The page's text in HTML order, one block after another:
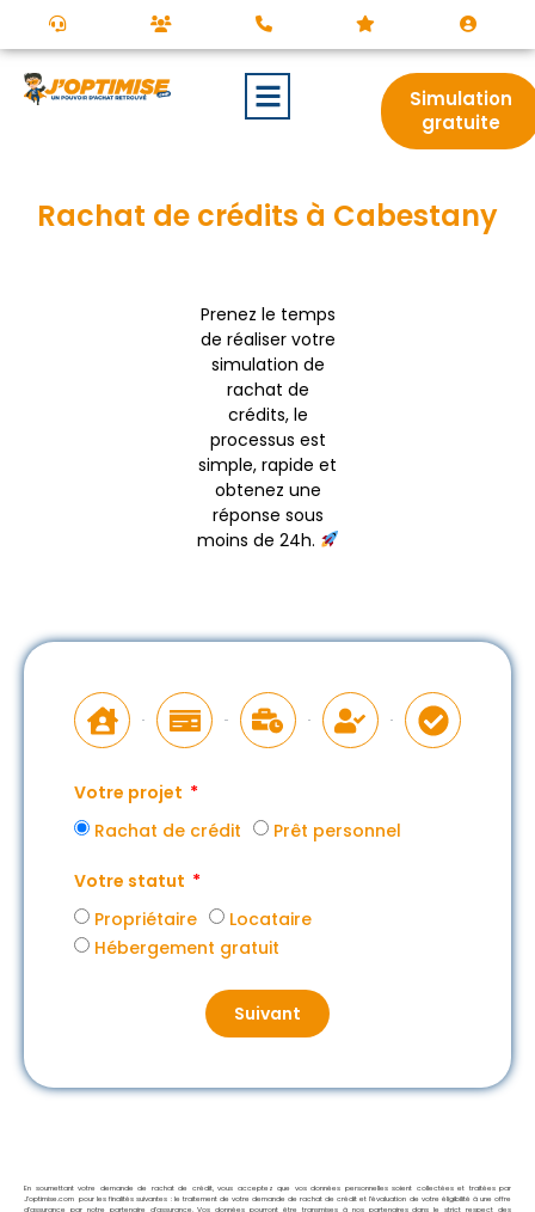
Simulation
gratuite
Rachat de crédits à Cabestany
Prenez le temps
de réaliser votre
simulation de
rachat de
crédits, le
processus est
simple, rapide et
obtenez une
réponse sous
moins de 24h.
Votre projet
Rachat de crédit
Prêt personnel
Votre statut
Propriétaire
Locataire
Hébergement gratuit
Suivant
En soumettant votre demande de rachat de crédit, vous acceptez que vos données personnelles soient collectées et traitées par
J’optimise.com pour les finalités suivantes : le traitement de votre demande de rachat de crédit et l’évaluation de votre éligibilité à une offre
d’assurance par notre partenaire d’assurance. Vos données pourront être transmises à nos partenaires dans le strict respect des